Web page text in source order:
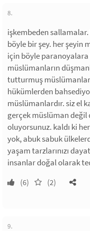
8.
işkembeden
böyle bir şey. her şeyin
için böyle paranoyalara
müslümanların
tutturmuş
hükümlerden
müslümanlardır. siz el
gerçek müslüman değil
oluyorsunuz. kaldı ki
yok, abuk sabuk
yaşam tarzlarınızı
insanlar doğal olarak
(6) (2)
9.